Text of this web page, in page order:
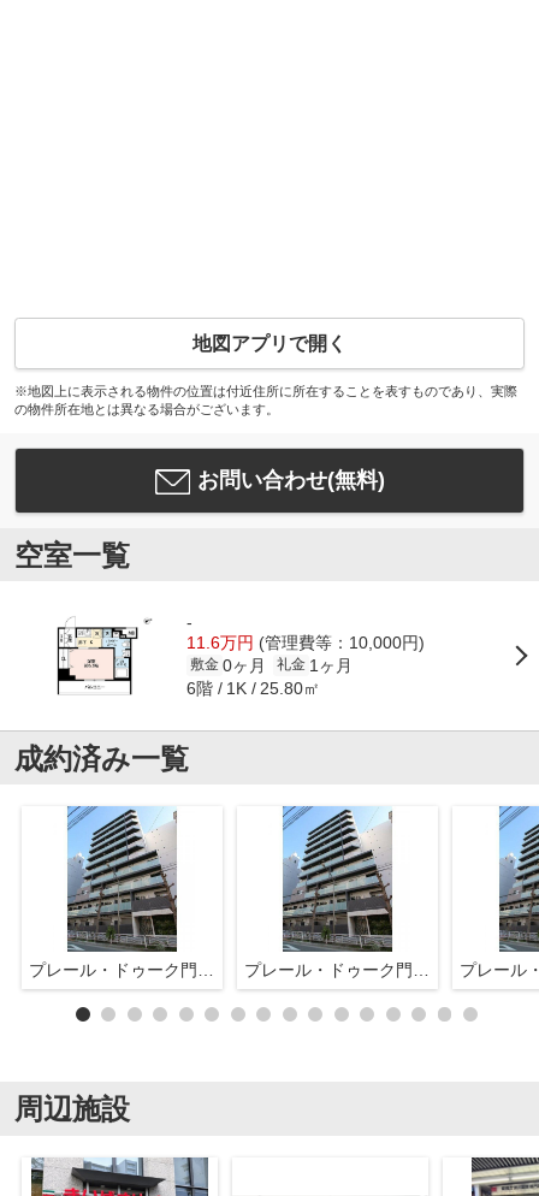
地図アプリで開く
※地図上に表示される物件の位置は付近住所に所在することを表すものであり、実際
の物件所在地とは異なる場合がございます。
お問い合わせ(無料)
空室一覧
-
11.6万円 (管理費等：10,000円)
敷金 0ヶ月 礼金 1ヶ月
6階 1K 25.80㎡
成約済み一覧
周辺施設